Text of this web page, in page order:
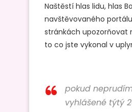
Naštěstí hlas lidu, hlas
navštěvovaného
stránkách upozorňovat
to co jste vykonal v
pokud
vyhlášené týtý